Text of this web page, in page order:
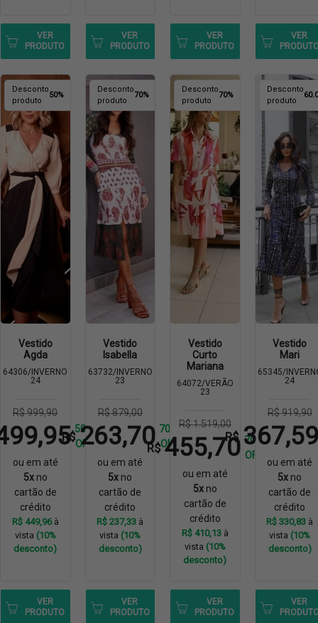
VER
PRODUTO
VER
PRODUTO
VER
PRODUTO
VER
Desconto
produto
50%
Vestido
Agda
64306/INVERNO
24
R$ 999,90
50%
OFF
ou em até
5xno
cartão de
crédito
R$ 449,96à
vista (10%
desconto)
VER
PRODUTO
Desconto
produto
70%
Vestido
Isabella
63732/INVERNO
23
R$ 879,00
R$ 263,70 70%
OFF
ou em até
5x no
cartão de
crédito
R$ 237,33 à
vista (10%
desconto)
VER
PRODUTO
Desconto
produto
70%
Vestido
Curto
Mariana
64072/VERÃO
23
R$ 1.519,00
R$ 455,70 70%
OFF
ou em até
5xno
cartão de
crédito
R$ 410,13à
vista (10%
desconto)
VER
PRODUTO
Desconto
produto
Vestido
Mari
65345/
24
R$ 919,90
R$ 367,59
ou em até
5x no
cartão de
crédito
R$ 330,83 à
vista (10%
desconto)
VER